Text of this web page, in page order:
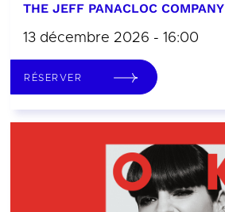
THE JEFF PANACLOC COMPANY
13 décembre 2026 - 16:00
RÉSERVER